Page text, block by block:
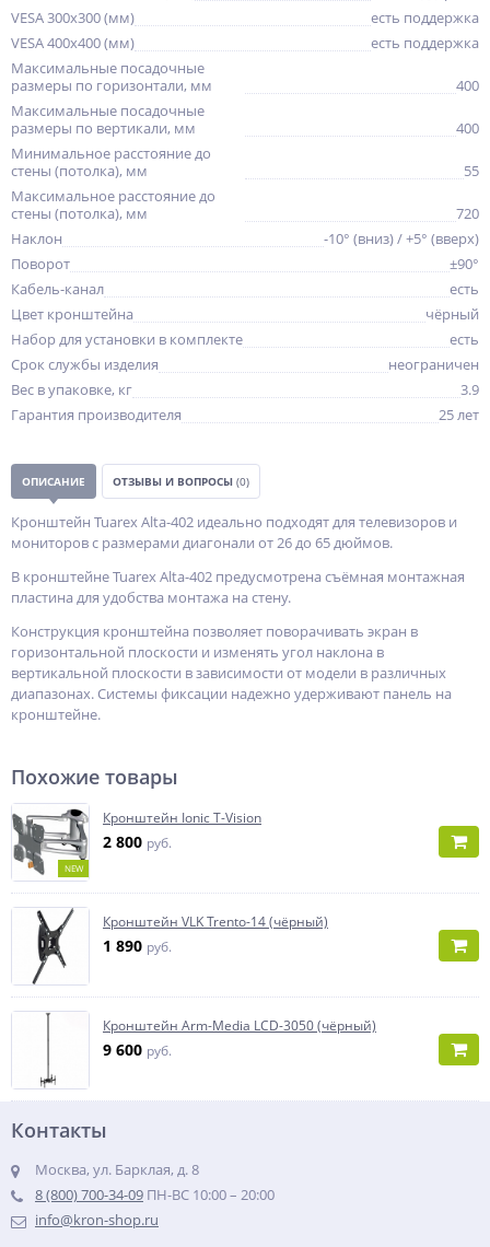
VESA 300x300 (мм)
есть поддержка
VESA 400x400 (мм)
есть поддержка
Максимальные посадочные
размеры по горизонтали, мм
400
Максимальные посадочные
размеры по вертикали, мм
400
Минимальное расстояние до
стены (потолка), мм
55
Максимальное расстояние до
стены (потолка), мм
720
Наклон
-10° (вниз) / +5° (вверх)
Поворот
±90°
Кабель-канал
есть
Цвет кронштейна
чёрный
Набор для установки в комплекте
есть
Срок службы изделия
неограничен
Вес в упаковке, кг
3.9
Гарантия производителя
25 лет
ОПИСАНИЕ ОТЗЫВЫ И ВОПРОСЫ (0)
Кронштейн Tuarex Alta-402 идеально подходят для телевизоров и
мониторов с размерами диагонали от 26 до 65 дюймов.
В кронштейне Tuarex Alta-402 предусмотрена съёмная монтажная
пластина для удобства монтажа на стену.
Конструкция кронштейна позволяет поворачивать экран в
горизонтальной плоскости и изменять угол наклона в
вертикальной плоскости в зависимости от модели в различных
диапазонах. Системы фиксации надежно удерживают панель на
кронштейне.
Похожие товары
NEW
Кронштейн Ionic T-Vision
2 800 руб.
Кронштейн VLK Trento-14 (чёрный)
1 890 руб.
Кронштейн Arm-Media LCD-3050 (чёрный)
9 600 руб.
Контакты
Москва, ул. Барклая, д. 8
8 (800) 700-34-09 ПН-ВС 10:00 – 20:00
info@kron-shop.ru